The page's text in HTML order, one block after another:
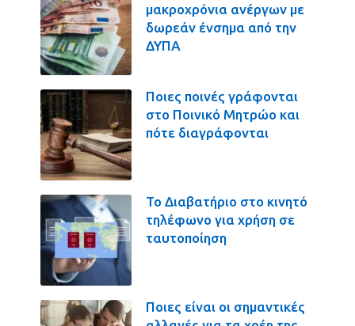
μακροχρόνια ανέργων με
δωρεάν ένσημα από την
ΔΥΠΑ
Ποιες ποινές γράφονται
στο Ποινικό Μητρώο και
πότε διαγράφονται
Το Διαβατήριο στο κινητό
τηλέφωνο για χρήση σε
ταυτοποίηση
Ποιες είναι οι σημαντικές